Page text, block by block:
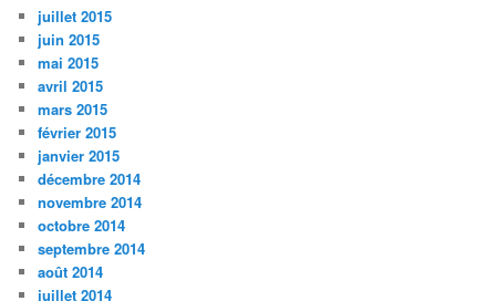
juillet 2015
juin 2015
mai 2015
avril 2015
mars 2015
février 2015
janvier 2015
décembre 2014
novembre 2014
octobre 2014
septembre 2014
août 2014
juillet 2014